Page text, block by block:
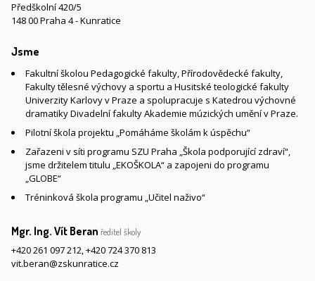
Předškolní 420/5
148 00 Praha 4 - Kunratice
Jsme
Fakultní školou Pedagogické fakulty, Přírodovědecké fakulty,
Fakulty tělesné výchovy a sportu a Husitské teologické fakulty
Univerzity Karlovy v Praze a spolupracuje s Katedrou výchovné
dramatiky Divadelní fakulty Akademie múzických umění v Praze.
Pilotní škola projektu „Pomáháme školám k úspěchu“
Zařazeni v síti programu SZU Praha „Škola podporující zdraví“,
jsme držitelem titulu „EKOŠKOLA“ a zapojeni do programu
„GLOBE“
Tréninková škola programu „Učitel naživo“
Mgr. Ing. Vít Beran ředitel školy
+420 261 097 212,+420 724 370 813
vit.beran@zskunratice.cz